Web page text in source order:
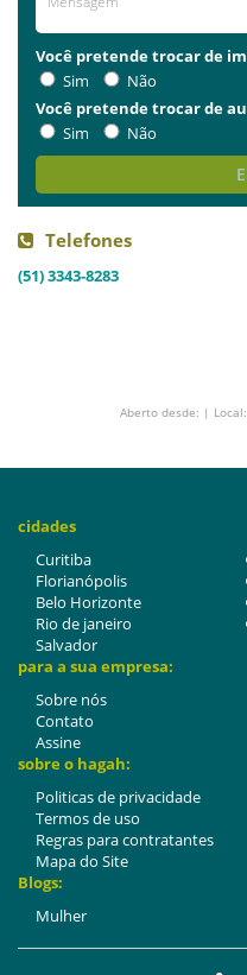
Você pretende trocar de
Sim
Não
Você pretende trocar de
Sim
Não
Telefones
(51) 3343-8283
Aberto desde: |
cidades
Curitiba
Florianópolis
Belo Horizonte
Rio de janeiro
Salvador
para a sua empresa:
Sobre nós
Contato
Assine
sobre o hagah:
Politicas de privacidade
Termos de uso
Regras para contratantes
Mapa do Site
Blogs:
Mulher